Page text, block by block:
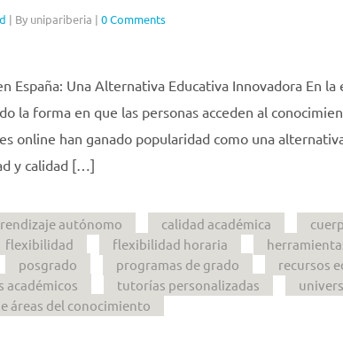
| By unipariberia | 0 Comments
España: Una Alternativa Educativa Innovadora En
la forma en que las personas acceden al
online han ganado popularidad como una
y calidad […]
autónomo calidad académica
flexibilidad flexibilidad horaria
posgrado programas de grado recursos
académicos tutorías personalizadas
áreas del conocimiento